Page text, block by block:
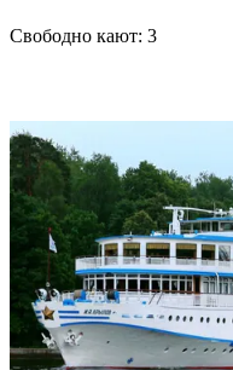
Свободно кают: 3